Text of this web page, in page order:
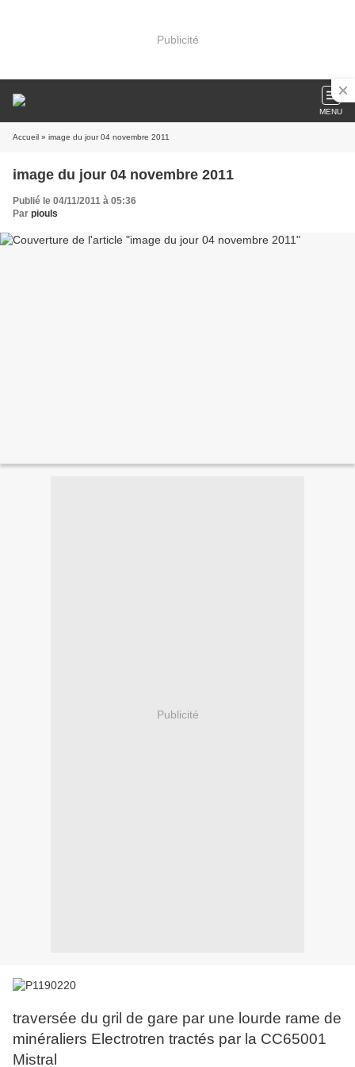
Publicité
MENU
Accueil » image du jour 04 novembre 2011
image du jour 04 novembre 2011
Publié le 04/11/2011 à 05:36
Par piouls
Publicité
traversée du gril de gare par une lourde rame de
minéraliers Electrotren tractés par la CC65001
Mistral